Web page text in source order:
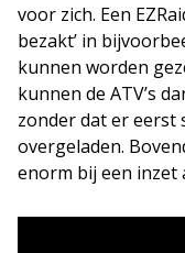
voor zich. Een
bezakt’ in
kunnen worden
kunnen de ATV’s
zonder dat er eerst
overgeladen.
enorm bij een inzet